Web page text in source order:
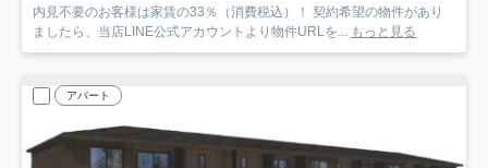
内見不要のお客様は家賃の33％（消費税込）！ 契約希望の物件があり
ましたら、当店LINE公式アカウントより物件URLを...
もっと見る
アパート